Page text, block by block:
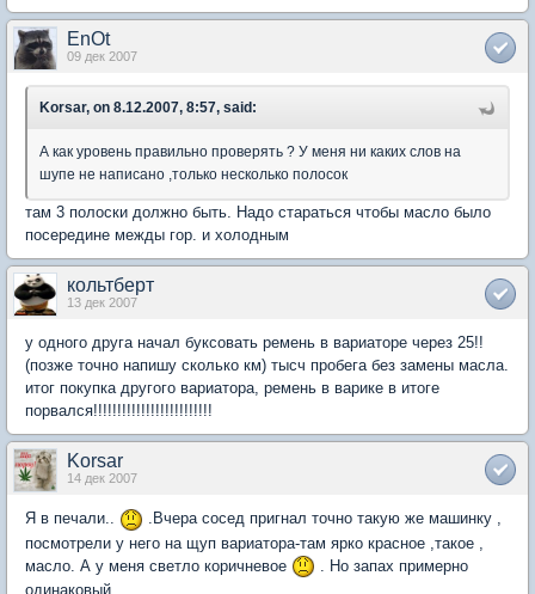
EnOt
09 дек 2007
Korsar, on 8.12.2007, 8:57, said:
А как уровень правильно проверять ? У меня ни каких слов на
шупе не написано ,только несколько полосок
там 3 полоски должно быть. Надо стараться чтобы масло было
посередине межды гор. и холодным
кольтберт
13 дек 2007
у одного друга начал буксовать ремень в вариаторе через 25!!
(позже точно напишу сколько км) тысч пробега без замены масла.
итог покупка другого вариатора, ремень в варике в итоге
порвался!!!!!!!!!!!!!!!!!!!!!!!!!
Korsar
14 дек 2007
Я в печали..
.Вчера сосед пригнал точно такую же машинку ,
посмотрели у него на щуп вариатора-там ярко красное ,такое ,
масло. А у меня светло коричневое
. Но запах примерно
одинаковый.